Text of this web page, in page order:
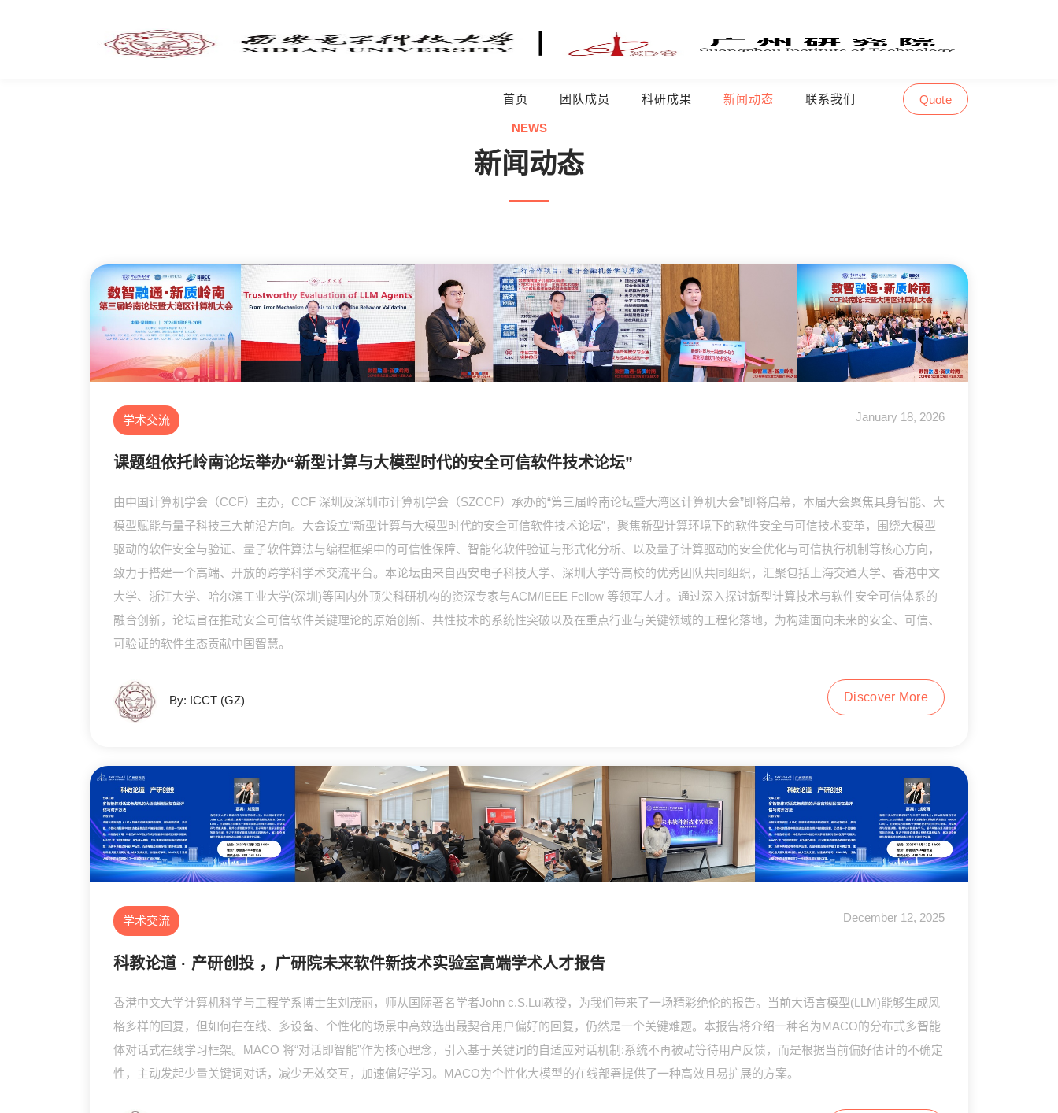
首页 团队成员 科研成果 新闻动态 联系我们 Quote
NEWS
新闻动态
学术交流 January 18, 2026
课题组依托岭南论坛举办“新型计算与大模型时代的安全可信软件技术论坛”
由中国计算机学会（CCF）主办，CCF 深圳及深圳市计算机学会（SZCCF）承办的“第三届岭南论坛暨大湾区计算机大会”即将启幕，本届大会聚焦具身智能、大
模型赋能与量子科技三大前沿方向。大会设立“新型计算与大模型时代的安全可信软件技术论坛”，聚焦新型计算环境下的软件安全与可信技术变革，围绕大模型
驱动的软件安全与验证、量子软件算法与编程框架中的可信性保障、智能化软件验证与形式化分析、以及量子计算驱动的安全优化与可信执行机制等核心方向，
致力于搭建一个高端、开放的跨学科学术交流平台。本论坛由来自西安电子科技大学、深圳大学等高校的优秀团队共同组织，汇聚包括上海交通大学、香港中文
大学、浙江大学、哈尔滨工业大学(深圳)等国内外顶尖科研机构的资深专家与ACM/IEEE Fellow 等领军人才。通过深入探讨新型计算技术与软件安全可信体系的
融合创新，论坛旨在推动安全可信软件关键理论的原始创新、共性技术的系统性突破以及在重点行业与关键领域的工程化落地，为构建面向未来的安全、可信、
可验证的软件生态贡献中国智慧。
By: ICCT (GZ) Discover More
学术交流 December 12, 2025
科教论道 · 产研创投 ，广研院未来软件新技术实验室高端学术人才报告
香港中文大学计算机科学与工程学系博士生刘茂丽，师从国际著名学者John c.S.Lui教授，为我们带来了一场精彩绝伦的报告。当前大语言模型(LLM)能够生成风
格多样的回复，但如何在在线、多设备、个性化的场景中高效选出最契合用户偏好的回复，仍然是一个关键难题。本报告将介绍一种名为MACO的分布式多智能
体对话式在线学习框架。MACO 将“对话即智能”作为核心理念，引入基于关键词的自适应对话机制:系统不再被动等待用户反馈，而是根据当前偏好估计的不确定
性，主动发起少量关键词对话，减少无效交互，加速偏好学习。MACO为个性化大模型的在线部署提供了一种高效且易扩展的方案。